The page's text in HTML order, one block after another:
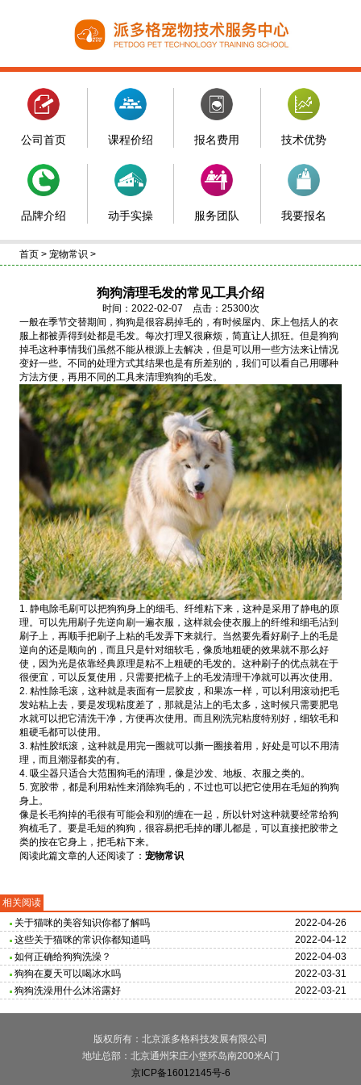
公司首页 课程价绍 报名费用 技术优势
品牌介绍 动手实操 服务团队 我要报名
首页 > 宠物常识 >
狗狗清理毛发的常见工具介绍
时间：2022-02-07 点击：25300次
一般在季节交替期间，狗狗是很容易掉毛的，有时候屋内、床上包括人的衣
服上都被弄得到处都是毛发。每次打理又很麻烦，简直让人抓狂。但是狗狗
掉毛这种事情我们虽然不能从根源上去解决，但是可以用一些方法来让情况
变好一些。不同的处理方式其结果也是有所差别的，我们可以看自己用哪种
方法方便，再用不同的工具来清理狗狗的毛发。
1. 静电除毛刷可以把狗狗身上的细毛、纤维粘下来，这种是采用了静电的原
理。可以先用刷子先逆向刷一遍衣服，这样就会使衣服上的纤维和细毛沾到
刷子上，再顺手把刷子上粘的毛发弄下来就行。当然要先看好刷子上的毛是
逆向的还是顺向的，而且只是针对细软毛，像质地粗硬的效果就不那么好
使，因为光是依靠经典原理是粘不上粗硬的毛发的。这种刷子的优点就在于
很便宜，可以反复使用，只需要把梳子上的毛发清理干净就可以再次使用。
2. 粘性除毛滚，这种就是表面有一层胶皮，和果冻一样，可以利用滚动把毛
发站粘上去，要是发现粘度差了，那就是沾上的毛太多，这时候只需要肥皂
水就可以把它清洗干净，方便再次使用。而且刚洗完粘度特别好，细软毛和
粗硬毛都可以使用。
3. 粘性胶纸滚，这种就是用完一圈就可以撕一圈接着用，好处是可以不用清
理，而且潮湿都卖的有。
4. 吸尘器只适合大范围狗毛的清理，像是沙发、地板、衣服之类的。
5. 宽胶带，都是利用粘性来消除狗毛的，不过也可以把它使用在毛短的狗狗
身上。
像是长毛狗掉的毛很有可能会和别的缠在一起，所以针对这种就要经常给狗
狗梳毛了。要是毛短的狗狗，很容易把毛掉的哪儿都是，可以直接把胶带之
类的按在它身上，把毛粘下来。
阅读此篇文章的人还阅读了： 宠物常识
相关阅读
2022-04-26
关于猫咪的美容知识你都了解吗
2022-04-12
这些关于猫咪的常识你都知道吗
2022-04-03
如何正确给狗狗洗澡？
2022-03-31
狗狗在夏天可以喝冰水吗
2022-03-21
狗狗洗澡用什么沐浴露好
版权所有：北京派多格科技发展有限公司
地址总部：北京通州宋庄小堡环岛南200米A门
京ICP备16012145号-6